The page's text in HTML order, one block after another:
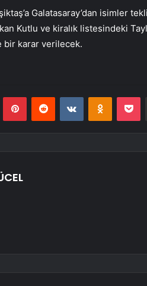
Galatasaray’dan isimler
Kutlu ve kiralık listesindeki
bir karar verilecek.
PinterestReddit VKontakte